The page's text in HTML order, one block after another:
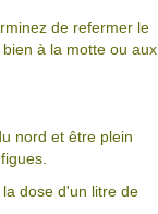
de refermer le
à la motte ou aux
nord et être plein
dose d'un litre de